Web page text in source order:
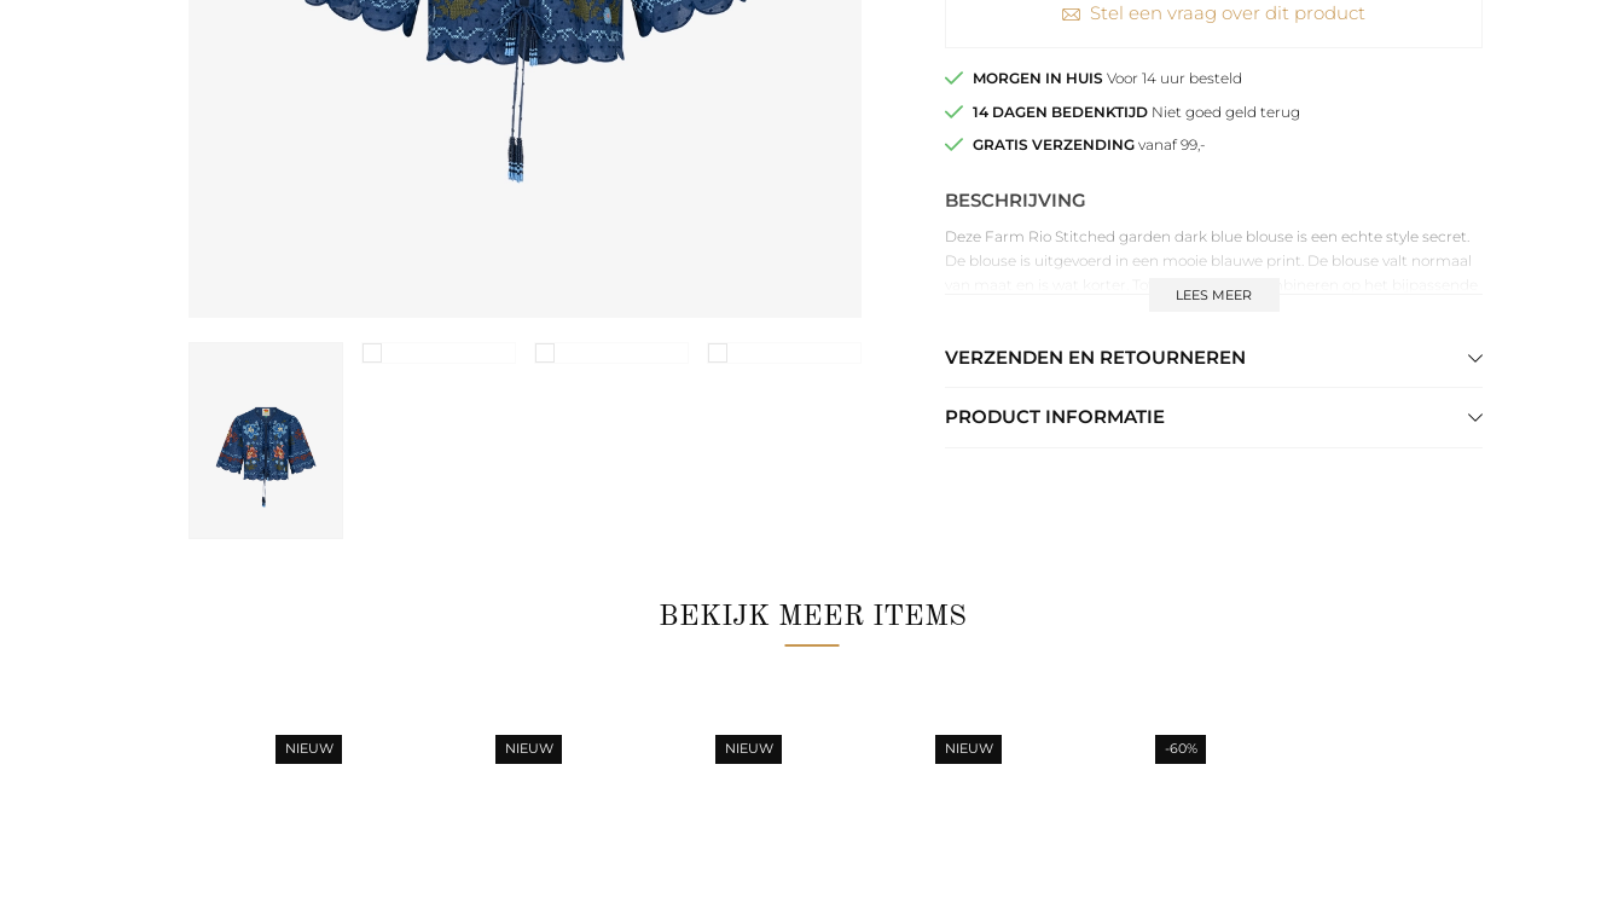
Stel een vraag over dit product
MORGEN IN HUIS Voor 14 uur besteld
14 DAGEN BEDENKTIJDNiet goed geld terug
GRATIS VERZENDINGvanaf 99,-
BESCHRIJVING
Deze Farm Rio Stitched garden dark blue blouse is een echte style secret.
De blouse is uitgevoerd in een mooie blauwe print. De blouse valt normaal
LEES MEER
VERZENDEN EN RETOURNEREN
PRODUCT INFORMATIE
BEKIJK MEER ITEMS
NIEUW NIEUW NIEUW NIEUW -60%